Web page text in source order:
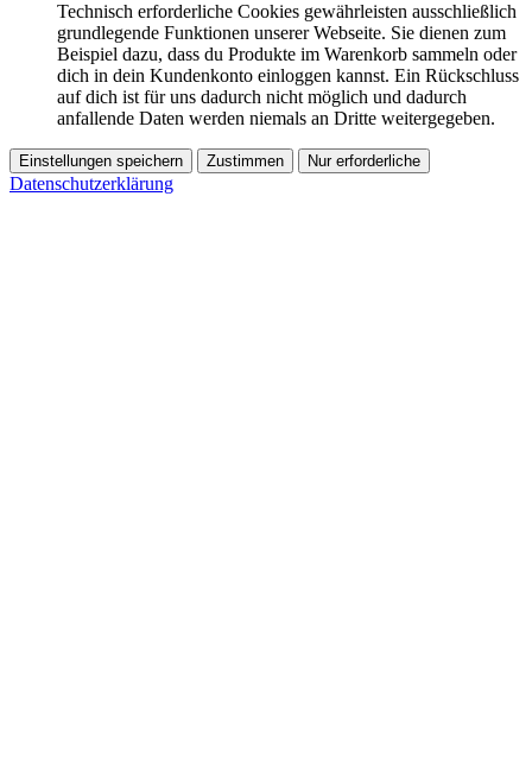
Technisch erforderliche Cookies gewährleisten ausschließlich
grundlegende Funktionen unserer Webseite. Sie dienen zum
Beispiel dazu, dass du Produkte im Warenkorb sammeln oder
dich in dein Kundenkonto einloggen kannst. Ein Rückschluss
auf dich ist für uns dadurch nicht möglich und dadurch
anfallende Daten werden niemals an Dritte weitergegeben.
Einstellungen speichern Zustimmen Nur erforderliche
Datenschutzerklärung